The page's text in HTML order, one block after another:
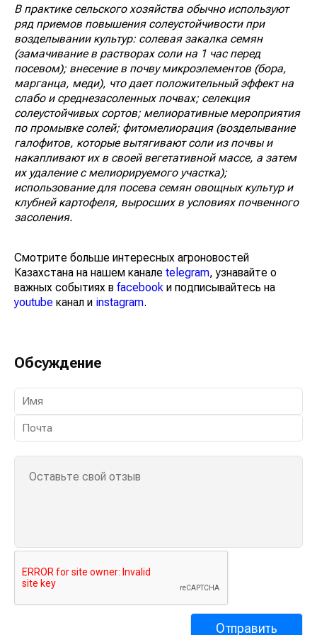
В практике сельского хозяйства обычно используют
ряд приемов повышения солеустойчивости при
возделывании культур: солевая закалка семян
(замачивание в растворах соли на 1 час перед
посевом); внесение в почву микроэлементов (бора,
марганца, меди), что дает положительный эффект на
слабо и среднезасоленных почвах; селекция
солеустойчивых сортов; мелиоративные мероприятия
по промывке солей; фитомелиорация (возделывание
галофитов, которые вытягивают соли из почвы и
накапливают их в своей вегетативной массе, а затем
их удаление с мелиорируемого участка);
использование для посева семян овощных культур и
клубней картофеля, выросших в условиях почвенного
засоления.
Смотрите больше интересных агроновостей
Казахстана на нашем канале telegram, узнавайте о
важных событиях в facebook и подписывайтесь на
youtube канал и instagram.
Обсуждение